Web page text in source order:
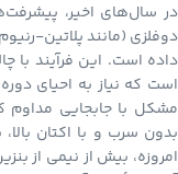
در سال‌های اخیر،
دوفلزی (مانند پلاتین-
داده است. این فرآیند با
مشکل با جابجایی مداوم
بدون سرب و با اکتان
امروزه، بیش از نیمی از